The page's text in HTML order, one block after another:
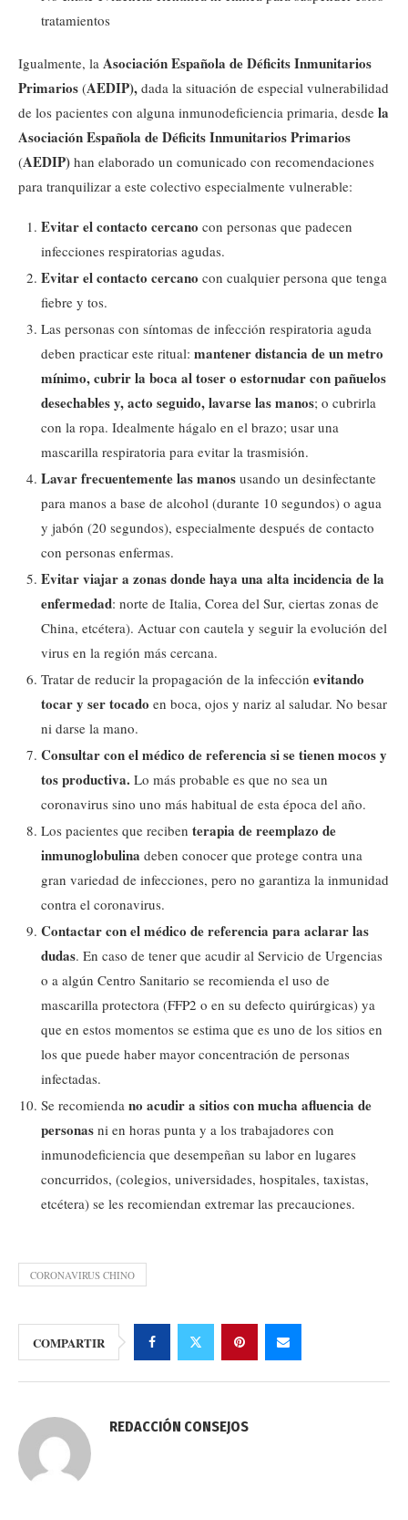
tratamientos
Igualmente, la Asociación Española de Déficits Inmunitarios
Primarios (AEDIP), dada la situación de especial vulnerabilidad
de los pacientes con alguna inmunodeficiencia primaria, desde la
Asociación Española de Déficits Inmunitarios Primarios
(AEDIP) han elaborado un comunicado con recomendaciones
para tranquilizar a este colectivo especialmente vulnerable:
Evitar el contacto cercano con personas que padecen
infecciones respiratorias agudas.
Evitar el contacto cercano con cualquier persona que tenga
fiebre y tos.
Las personas con síntomas de infección respiratoria aguda
deben practicar este ritual: mantener distancia de un metro
mínimo, cubrir la boca al toser o estornudar con pañuelos
desechables y, acto seguido, lavarse las manos; o cubrirla
con la ropa. Idealmente hágalo en el brazo; usar una
mascarilla respiratoria para evitar la trasmisión.
Lavar frecuentemente las manos usando un desinfectante
para manos a base de alcohol (durante 10 segundos) o agua
y jabón (20 segundos), especialmente después de contacto
con personas enfermas.
Evitar viajar a zonas donde haya una alta incidencia de la
enfermedad: norte de Italia, Corea del Sur, ciertas zonas de
China, etcétera). Actuar con cautela y seguir la evolución del
virus en la región más cercana.
Tratar de reducir la propagación de la infección evitando
tocar y ser tocado en boca, ojos y nariz al saludar. No besar
ni darse la mano.
Consultar con el médico de referencia si se tienen mocos y
tos productiva. Lo más probable es que no sea un
coronavirus sino uno más habitual de esta época del año.
Los pacientes que reciben terapia de reemplazo de
inmunoglobulina deben conocer que protege contra una
gran variedad de infecciones, pero no garantiza la inmunidad
contra el coronavirus.
Contactar con el médico de referencia para aclarar las
dudas. En caso de tener que acudir al Servicio de Urgencias
o a algún Centro Sanitario se recomienda el uso de
mascarilla protectora (FFP2 o en su defecto quirúrgicas) ya
que en estos momentos se estima que es uno de los sitios en
los que puede haber mayor concentración de personas
infectadas.
Se recomienda no acudir a sitios con mucha afluencia de
personas ni en horas punta y a los trabajadores con
inmunodeficiencia que desempeñan su labor en lugares
concurridos, (colegios, universidades, hospitales, taxistas,
etcétera) se les recomiendan extremar las precauciones.
CORONAVIRUS CHINO
COMPARTIR
REDACCIÓN CONSEJOS